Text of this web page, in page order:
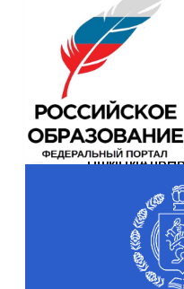
ПРОГРАММЫ
Программы
переподготовки
ВНИМАНИЕ!
ПРОГРАММЫ